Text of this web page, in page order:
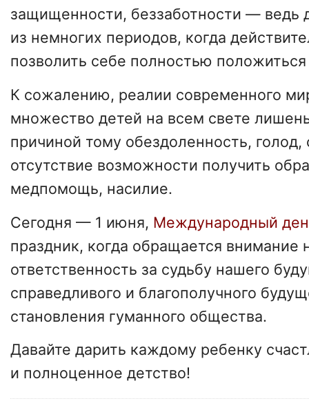
защищенности, беззаботности — ведь
из немногих периодов, когда
позволить себе полностью
К сожалению, реалии современного
множество детей на всем свете
причиной тому обездоленность, голод,
отсутствие возможности получить
медпомощь, насилие.
Сегодня — 1 июня, Международный
праздник, когда обращается
ответственность за судьбу нашего
справедливого и благополучного
становления гуманного общества.
Давайте дарить каждому ребенку
и полноценное детство!